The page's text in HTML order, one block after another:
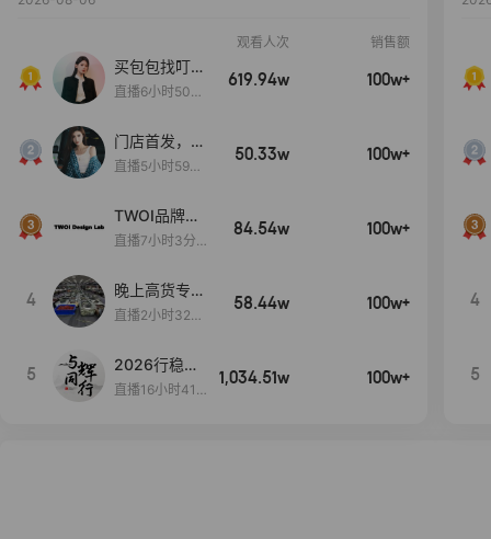
观看人次 销售额
买包包找叮
当,一折购！
直播6小时50分
619.94w 100w+
门店首发，秋
款大上新！！
直播5小时59分
50.33w 100w+
TWOI品牌直
播间新款上
直播7小时3分5
84.54w 100w+
4
晚上高货专场
大放漏
直播2小时32分
58.44w 100w+
5
2026行稳致
远
直播16小时41
1,034.51w 100w+
4
5